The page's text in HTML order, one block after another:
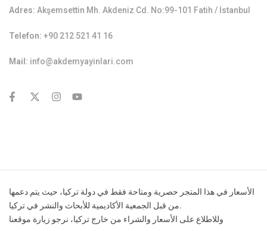
Adres: Akşemsettin Mh. Akdeniz Cd. No:99-101 Fatih / İstanbul
Telefon: +90 212 521 41 16
Mail: info@akdemyayinlari.com
الأسعار في هذا المتجر حصرية ومتاحة فقط في دولة تركيا، حيث يتم دعمها
من قبل الجمعية الأكاديمية للأبحاث والنشر في تركيا.
وللاطلاع على الأسعار والشراء من خارج تركيا، نرجو زيارة موقعنا